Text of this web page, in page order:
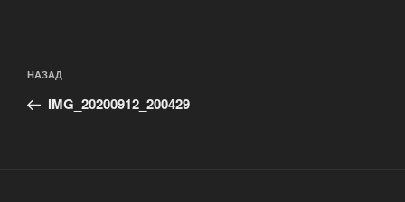
по
записям
Предыдущая
запись:
НАЗАД
IMG_20200912_200429